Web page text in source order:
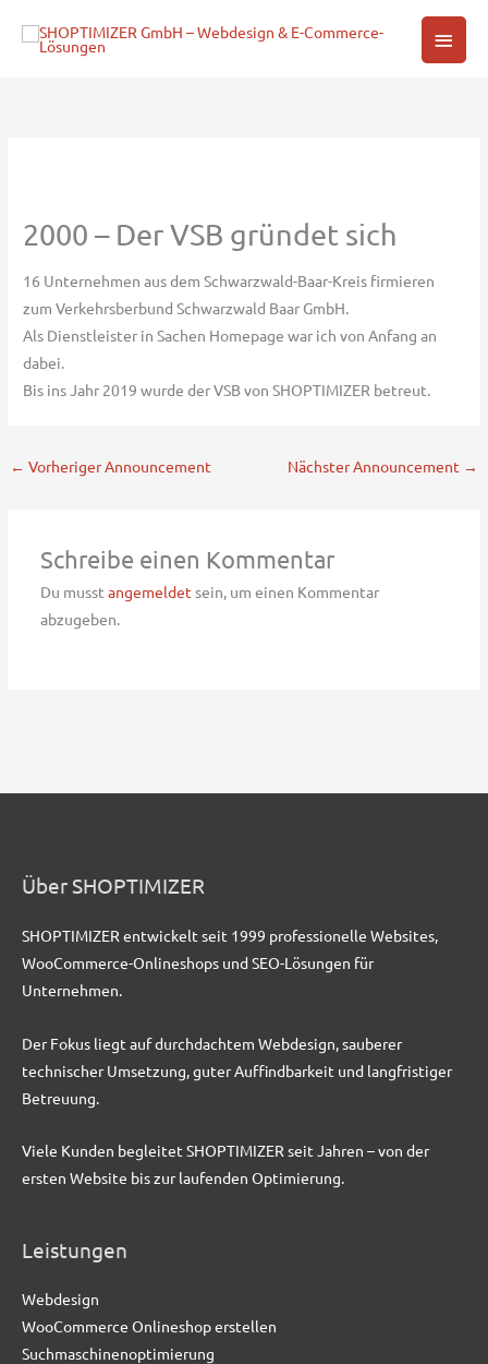
Inhalt
2000 – Der VSB gründet sich
16 Unternehmen aus dem Schwarzwald-Baar-Kreis firmieren
zum Verkehrsberbund Schwarzwald Baar GmbH.
Als Dienstleister in Sachen Homepage war ich von Anfang an
dabei.
Bis ins Jahr 2019 wurde der VSB von SHOPTIMIZER betreut.
← Vorheriger Announcement Nächster Announcement →
Schreibe einen Kommentar
Du musst angemeldet sein, um einen Kommentar
abzugeben.
Über SHOPTIMIZER
SHOPTIMIZER entwickelt seit 1999 professionelle Websites,
WooCommerce-Onlineshops und SEO-Lösungen für
Unternehmen.
Der Fokus liegt auf durchdachtem Webdesign, sauberer
technischer Umsetzung, guter Auffindbarkeit und langfristiger
Betreuung.
Viele Kunden begleitet SHOPTIMIZER seit Jahren – von der
ersten Website bis zur laufenden Optimierung.
Leistungen
Webdesign
WooCommerce Onlineshop erstellen
Suchmaschinenoptimierung